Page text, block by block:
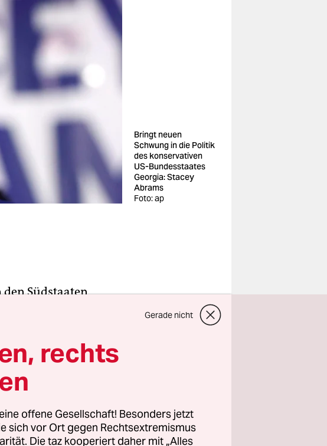
Bringt neuen
Schwung in die Politik
des konservativen
US-Bundesstaates
Georgia: Stacey
Abrams
Foto: ap
Südstaaten
sie strotzt nur so vor
und sie ist schwarz.
ein Geheimtipp. Am
ihrer Karriere.
sie mit 74 Prozent
in Georgia. Es ist
an die
Gerade nicht
rechts
offene Gesellschaft! Besonders jetzt
sich vor Ort gegen Rechtsextremismus
Die taz kooperiert daher mit „Alles